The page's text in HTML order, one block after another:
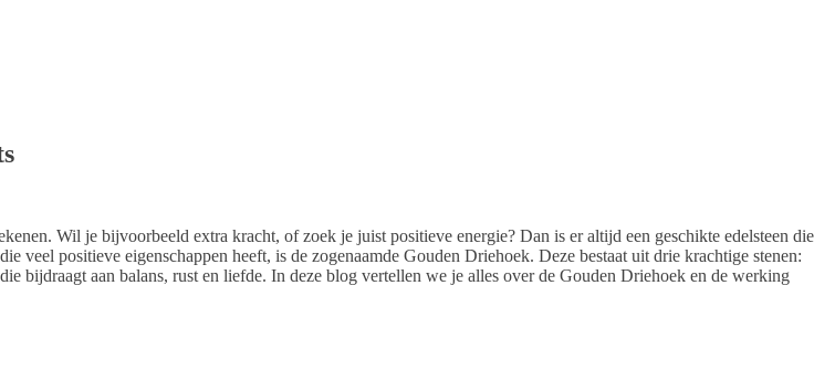
Wil je bijvoorbeeld extra kracht, of zoek je juist positieve energie? Dan is er altijd een geschikte edelsteen die
veel positieve eigenschappen heeft, is de zogenaamde Gouden Driehoek. Deze bestaat uit drie krachtige stenen:
bijdraagt aan balans, rust en liefde. In deze blog vertellen we je alles over de Gouden Driehoek en de werking